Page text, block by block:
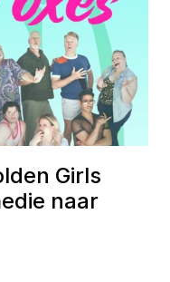
Girls
naar